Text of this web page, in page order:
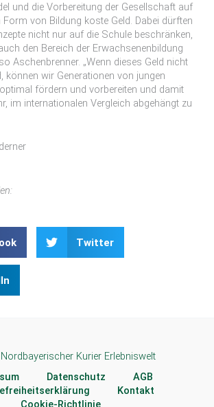
und die Vorbereitung der Gesellschaft auf
Form von Bildung koste Geld. Dabei dürften
nicht nur auf die Schule beschränken,
den Bereich der Erwachsenenbildung
Aschenbrenner. „Wenn dieses Geld nicht
können wir Generationen von jungen
fördern und vorbereiten und damit
im internationalen Vergleich abgehängt zu
Twitter
Kurier Erlebniswelt
Datenschutz
AGB
Kontakt
Cookie-Richtlinie